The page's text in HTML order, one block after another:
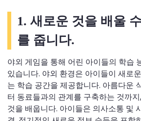
1. 새로운 것을 배울
를 줍니다.
야외 게임을 통해 어린 아이들의 학습
있습니다. 야외 환경은 아이들이 새로
는 학습 공간을 제공합니다. 아름다운
터 동료들과의 관계를 구축하는 것까
것을 배웁니다. 아이들은 의사소통 및